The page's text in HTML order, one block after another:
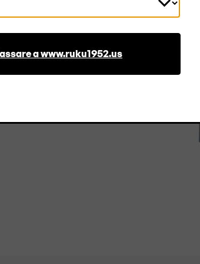
una
a www.ruku1952.us